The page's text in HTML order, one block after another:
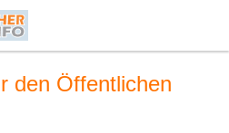
den Öffentlichen